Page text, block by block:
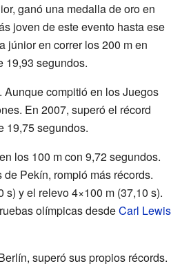
ganó una medalla de oro en
joven de este evento hasta ese
júnior en correr los 200 m en
19,93 segundos.
compitió en los Juegos
En 2007, superó el récord
19,75 segundos.
los 100 m con 9,72 segundos.
Pekín, rompió más récords.
s) y el relevo 4×100 m (37,10 s).
olímpicas desdeCarl Lewis
superó sus propios récords.